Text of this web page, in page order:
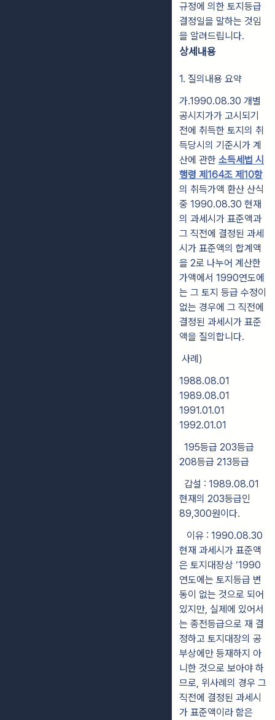
규정에 의한 토지등급
결정일을 말하는 것임
을 알려드립니다.
상세내용
1. 질의내용 요약
가.1990.08.30 개별
공시지가가 고시되기
전에 취득한 토지의 취
득당시의 기준시가 계
산에 관한 소득세법 시
행령 제164조 제10항
의 취득가액 환산 산식
중 1990.08.30 현재
의 과세시가 표준액과
그 직전에 결정된 과세
시가 표준액의 합계액
을 2로 나누어 계산한
가액에서 1990연도에
는 그 토지 등급 수정이
없는 경우에 그 직전에
결정된 과세시가 표준
액을 질의합니다.
사례)
1988.08.01
1989.08.01
1991.01.01
1992.01.01
195등급 203등급
208등급 213등급
갑설 : 1989.08.01
현재의 203등급인
89,300원이다.
이유 : 1990.08.30
현재 과세시가 표준액
은 토지대장상 ‘1990
연도에는 토지등급 변
동이 없는 것으로 되어
있지만, 실제에 있어서
는 종전등급으로 재 결
정하고 토지대장의 공
부상에만 등재하지 아
니한 것으로 보아야 하
므로, 위사례의 경우 그
직전에 결정된 과세시
가 표준액이라 함은